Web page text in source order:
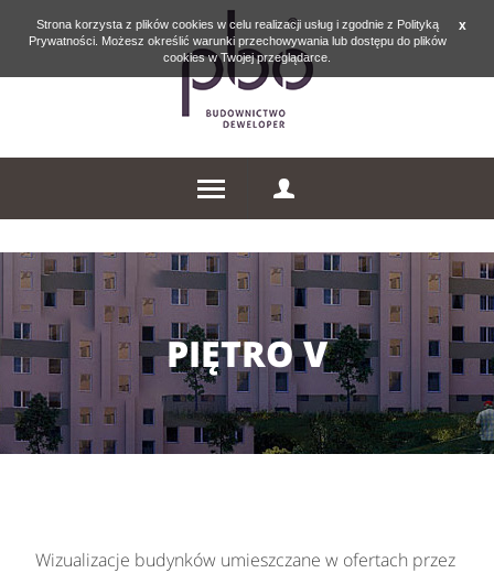
x
Strona korzysta z plików cookies w celu realizacji usług i zgodnie z Polityką
Prywatności. Możesz określić warunki przechowywania lub dostępu do plików
cookies w Twojej przeglądarce.
PIĘTRO V
Wizualizacje budynków umieszczane w ofertach przez